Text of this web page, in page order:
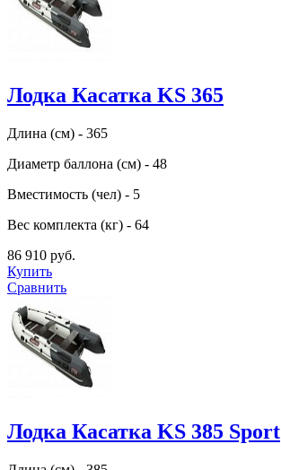
Лодка Касатка KS 365
Длина (см) - 365
Диаметр баллона (см) - 48
Вместимость (чел) - 5
Вес комплекта (кг) - 64
86 910 руб.
Купить
Сравнить
Лодка Касатка KS 385 Sport